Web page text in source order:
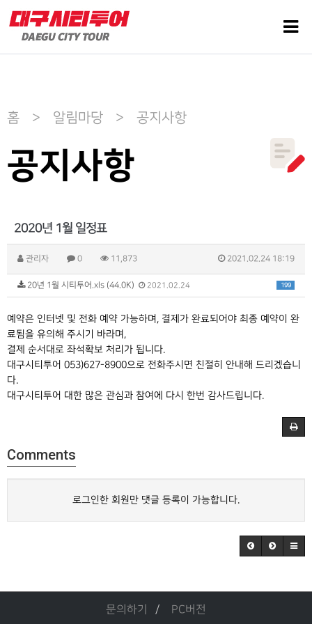
홈 > 알림마당 > 공지사항
공지사항
2020년 1월 일정표
관리자 0 11,873 2021.02.24 18:19
199
20년 1월 시티투어.xls (44.0K) 2021.02.24
예약은 인터넷 및 전화 예약 가능하며, 결제가 완료되어야 최종 예약이 완
료됨을 유의해 주시기 바라며,
결제 순서대로 좌석확보 처리가 됩니다.
대구시티투어 053)627-8900으로 전화주시면 친절히 안내해 드리겠습니
다.
대구시티투어 대한 많은 관심과 참여에 다시 한번 감사드립니다.
Comments
로그인한 회원만 댓글 등록이 가능합니다.
문의하기 PC버전